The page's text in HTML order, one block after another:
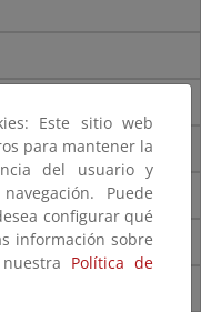
Este sitio web
para mantener la
del usuario y
Puede
configurar qué
información sobre
Política de